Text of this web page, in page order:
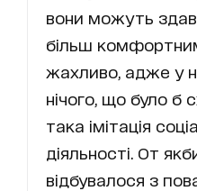
вони можуть
більш
жахливо, адже у
нічого, що було
така імітація
діяльності. От
відбувалося з